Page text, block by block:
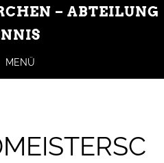
– ABTEILUNG
MENÜ